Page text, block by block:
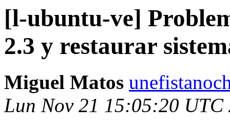
[l-ubuntu-ve]
2.3 y restaurar
Miguel Matos
Lun Nov 21 15:05:20 UTC